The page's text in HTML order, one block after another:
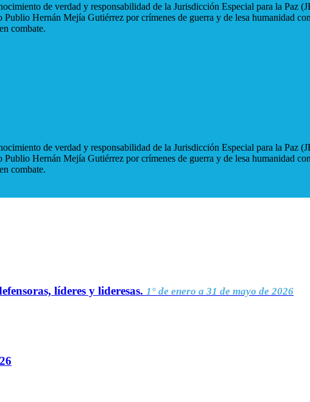
de verdad y responsabilidad de la Jurisdicción Especial para la Paz
Hernán Mejía Gutiérrez por crímenes de guerra y de lesa humanidad
combate.
de verdad y responsabilidad de la Jurisdicción Especial para la Paz
Hernán Mejía Gutiérrez por crímenes de guerra y de lesa humanidad
combate.
líderes y lideresas. 1° de enero a 31 de mayo de 2026